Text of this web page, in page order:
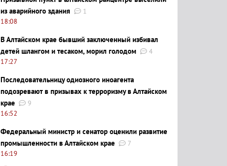
из аварийного здания
1
18:08
В Алтайском крае бывший заключенный избивал
детей шлангом и тесаком, морил голодом
4
17:27
Последовательницу одиозного иноагента
подозревают в призывах к терроризму в Алтайском
крае
9
16:52
Федеральный министр и сенатор оценили развитие
промышленности в Алтайском крае
7
16:19